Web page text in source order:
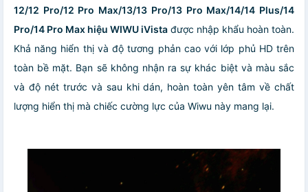
12/12 Pro/12 Pro Max/13/13 Pro/13 Pro Max/14/14 Plus/14
Pro/14 Pro Max hiệu WIWU iVista được nhập khẩu hoàn toàn.
Khả năng hiển thị và độ tương phản cao với lớp phủ HD trên
toàn bề mặt. Bạn sẽ không nhận ra sự khác biệt và màu sắc
và độ nét trước và sau khi dán, hoàn toàn yên tâm về chất
lượng hiển thị mà chiếc cường lực của Wiwu này mang lại.